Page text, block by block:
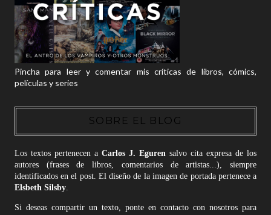
Pincha para leer y comentar mis críticas de libros, cómics,
películas y series
SOBRE EL BLOG
Los textos pertenecen a Carlos J. Egurensalvo cita expresa de los
autores (frases de libros, comentarios de artistas...), siempre
identificados en el post. El diseño de la imagen de portada pertenece a
Elsbeth Silsby.
Si deseas compartir un texto, ponte en contacto con nosotros para